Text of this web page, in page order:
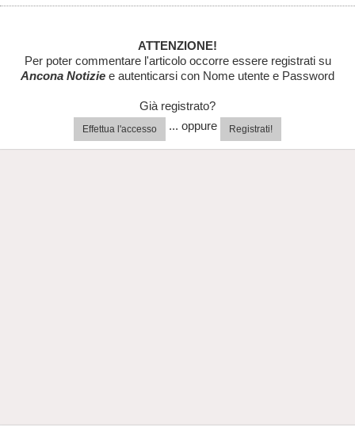
ATTENZIONE!
Per poter commentare l'articolo occorre essere registrati su
Ancona Notizie e autenticarsi con Nome utente e Password
Già registrato?
Effettua l'accesso ... oppure Registrati!